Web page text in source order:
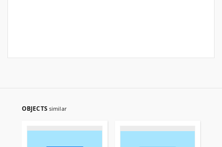
OBJECTS similar